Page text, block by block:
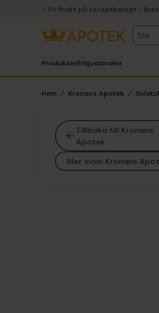
Fri frakt på receptbelagt
Sök
ProdukterErbjudanden
Hem Kronans Apotek
Tillbaka till Kronans
Apotek
Mer inom Kronans